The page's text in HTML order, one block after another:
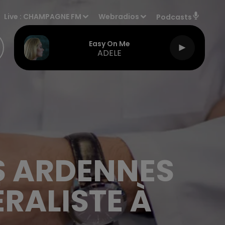
Live : CHAMPAGNE FM Webradios Podcasts
Easy On Me
ADELE
ARDENNES
À